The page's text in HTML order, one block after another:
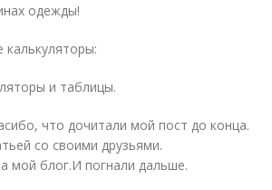
одежды!
и таблицы.
что дочитали мой пост до конца.
со своими друзьями.
мой блог.И погнали дальше.